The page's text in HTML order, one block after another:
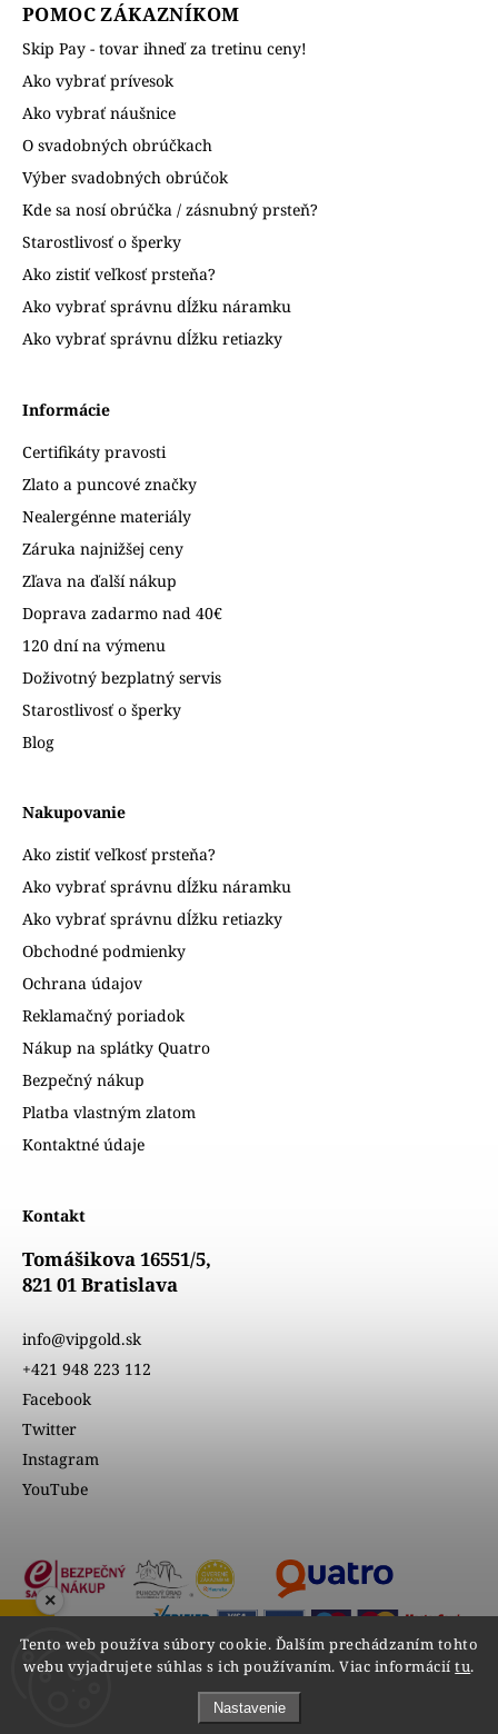
Tento web používa súbory cookie. Ďalším prechádzaním tohto
webu vyjadrujete súhlas s ich používaním. Viac informáciítu.
Nastavenie
POMOC ZÁKAZNÍKOM
Skip Pay - tovar ihneď za tretinu ceny!
Ako vybrať prívesok
Ako vybrať náušnice
O svadobných obrúčkach
Výber svadobných obrúčok
Kde sa nosí obrúčka / zásnubný prsteň?
Starostlivosť o šperky
Ako zistiť veľkosť prsteňa?
Ako vybrať správnu dĺžku náramku
Ako vybrať správnu dĺžku retiazky
Informácie
Certifikáty pravosti
Zlato a puncové značky
Nealergénne materiály
Záruka najnižšej ceny
Zľava na ďalší nákup
Doprava zadarmo nad 40€
120 dní na výmenu
Doživotný bezplatný servis
Starostlivosť o šperky
Blog
Nakupovanie
Ako zistiť veľkosť prsteňa?
Ako vybrať správnu dĺžku náramku
Ako vybrať správnu dĺžku retiazky
Obchodné podmienky
Ochrana údajov
Reklamačný poriadok
Nákup na splátky Quatro
Bezpečný nákup
Platba vlastným zlatom
Kontaktné údaje
Kontakt
Tomášikova 16551/5,
821 01 Bratislava
info@vipgold.sk
+421 948 223 112
Facebook
Twitter
Instagram
YouTube
×